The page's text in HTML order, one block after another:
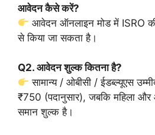
आवेदन कैसे करें?
आवेदन ऑनलाइन मोड में ISRO
से किया जा सकता है।
Q2. आवेदन शुल्क कितना है?
सामान्य / ओबीसी / ईडब्ल्यूएस
₹750 (पदानुसार), जबकि महिला और
समान शुल्क है।